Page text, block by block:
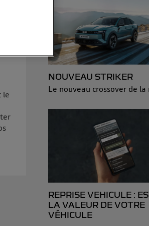
le
NOUVEAU STRIKER
Le nouveau crossover de la
REPRISE VEHICULE :
LA VALEUR DE VOTRE
VÉHICULE
en
IP
même
du foyer ayant
du mobile.